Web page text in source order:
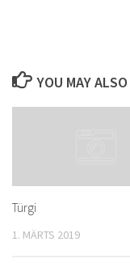
YOU MAY
Türgi
1. MÄRTS 2019